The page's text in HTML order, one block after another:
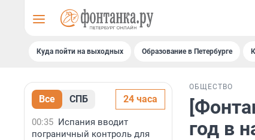
Куда пойти на выходных Образование в Петербурге
Все СПБ 24 часа
00:35 Испания вводит
пограничный контроль для
ОБЩЕСТВО
год в